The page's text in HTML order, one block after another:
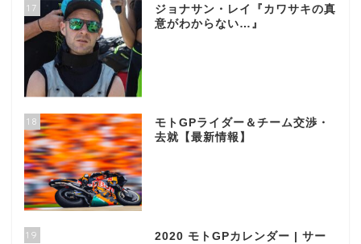
17
ジョナサン・レイ『カワサキの真
意がわからない…』
18
モトGPライダー＆チーム交渉・
去就【最新情報】
19
2020 モトGPカレンダー | サー